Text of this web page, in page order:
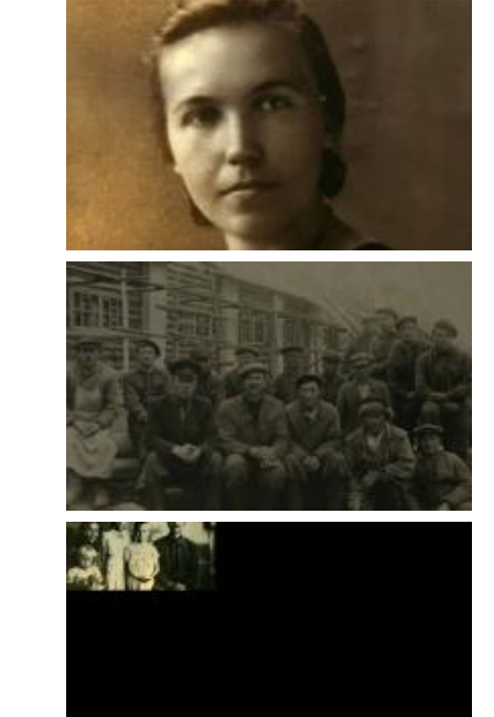
L'entretien avec Marytė Kontrimaitė a été conduit en 2011 par Alain Blum